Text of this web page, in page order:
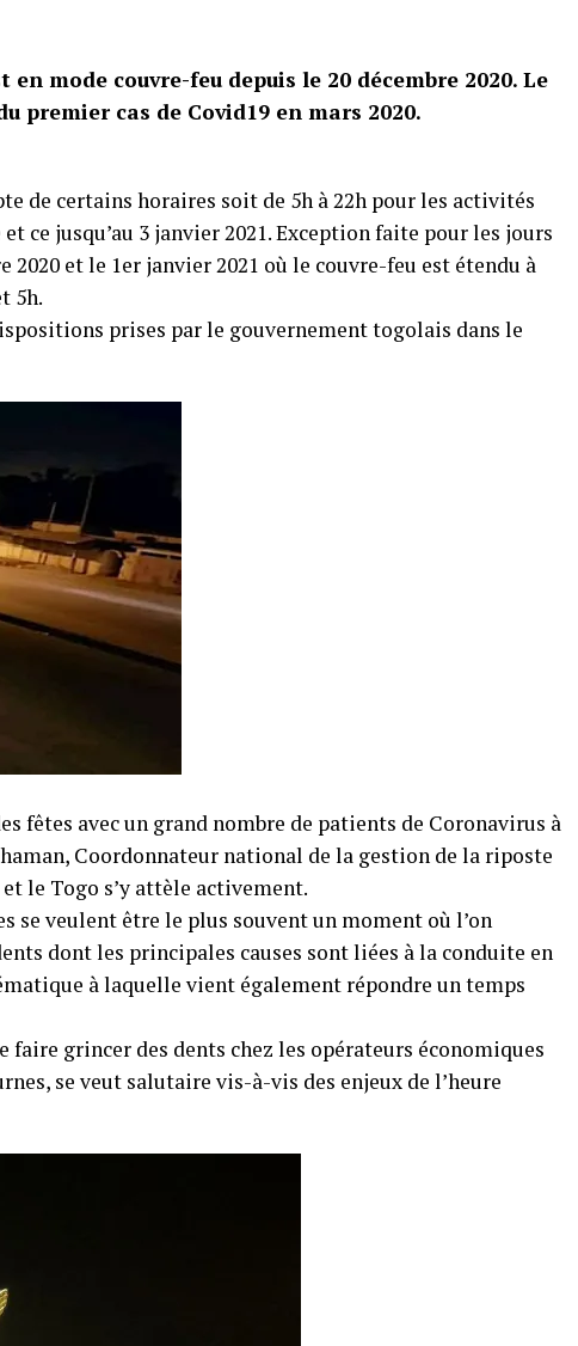
mode couvre-feu depuis le 20 décembre 2020. Le
premier cas de Covid19 en mars 2020.
de certains horaires soit de 5h à 22h pour les activités
ce jusqu’au 3 janvier 2021. Exception faite pour les jours
2020 et le 1er janvier 2021 où le couvre-feu est étendu à
5h.
prises par le gouvernement togolais dans le
fêtes avec un grand nombre de patients de Coronavirus à
Coordonnateur national de la gestion de la riposte
le Togo s’y attèle activement.
se veulent être le plus souvent un moment où l’on
dont les principales causes sont liées à la conduite en
à laquelle vient également répondre un temps
faire grincer des dents chez les opérateurs économiques
se veut salutaire vis-à-vis des enjeux de l’heure